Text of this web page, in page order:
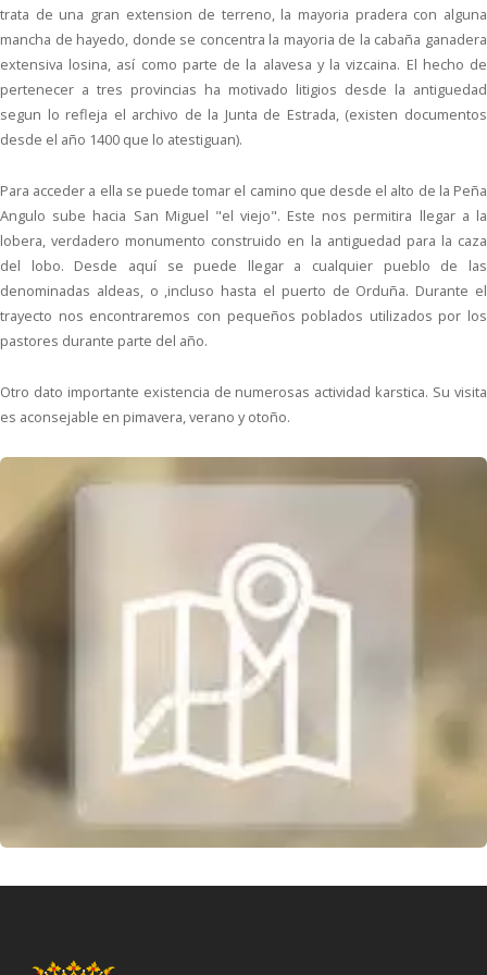
trata de una gran extension de terreno, la mayoria pradera con alguna
mancha de hayedo, donde se concentra la mayoria de la cabaña ganadera
extensiva losina, así como parte de la alavesa y la vizcaina. El hecho de
pertenecer a tres provincias ha motivado litigios desde la antiguedad
segun lo refleja el archivo de la Junta de Estrada, (existen documentos
desde el año 1400 que lo atestiguan).
Para acceder a ella se puede tomar el camino que desde el alto de la Peña
Angulo sube hacia San Miguel "el viejo". Este nos permitira llegar a la
lobera, verdadero monumento construido en la antiguedad para la caza
del lobo. Desde aquí se puede llegar a cualquier pueblo de las
denominadas aldeas, o ,incluso hasta el puerto de Orduña. Durante el
trayecto nos encontraremos con pequeños poblados utilizados por los
pastores durante parte del año.
Otro dato importante existencia de numerosas actividad karstica. Su visita
es aconsejable en pimavera, verano y otoño.